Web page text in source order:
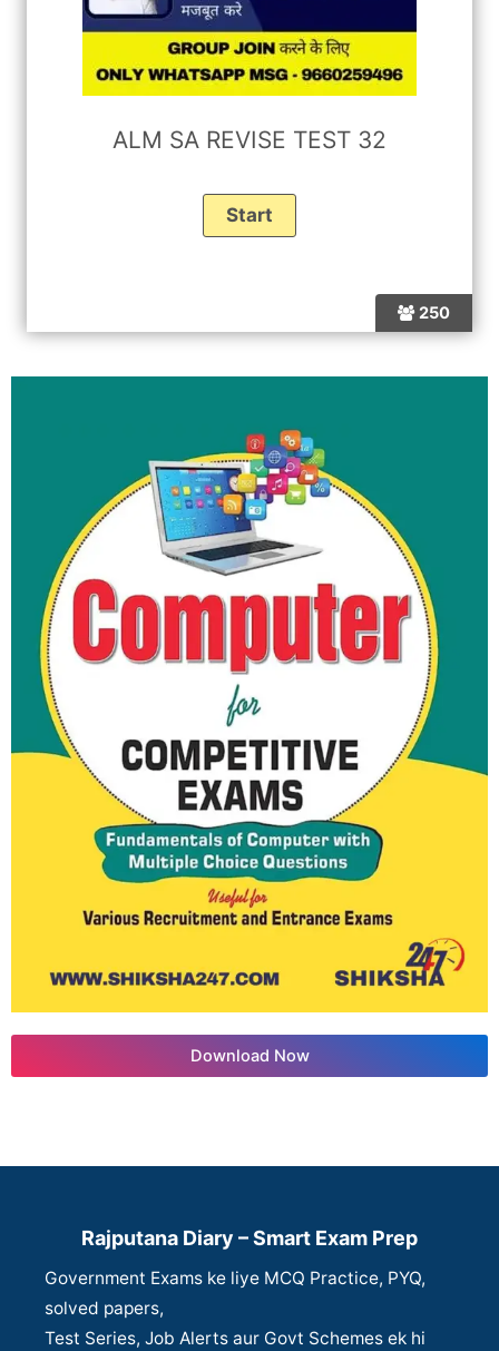
250
ALM SA REVISE TEST 32
Download Now
Rajputana Diary – Smart Exam Prep
Government Exams ke liye MCQ Practice, PYQ,
solved papers,
Test Series, Job Alerts aur Govt Schemes ek hi